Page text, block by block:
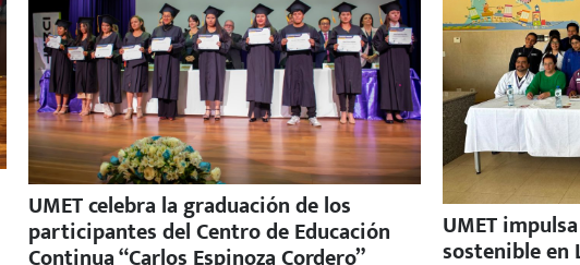
UMET celebra la graduación de los
participantes del Centro de Educación UMET
sostenible en